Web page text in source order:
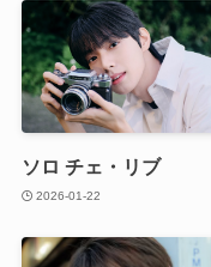
ソロ チェ・リブ
2026-01-22